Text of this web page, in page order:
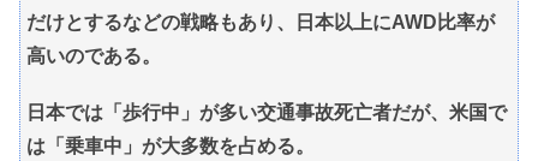
だけとするなどの戦略もあり、日本以上にAWD比率が
高いのである。
日本では「歩行中」が多い交通事故死亡者だが、米国で
は「乗車中」が大多数を占める。